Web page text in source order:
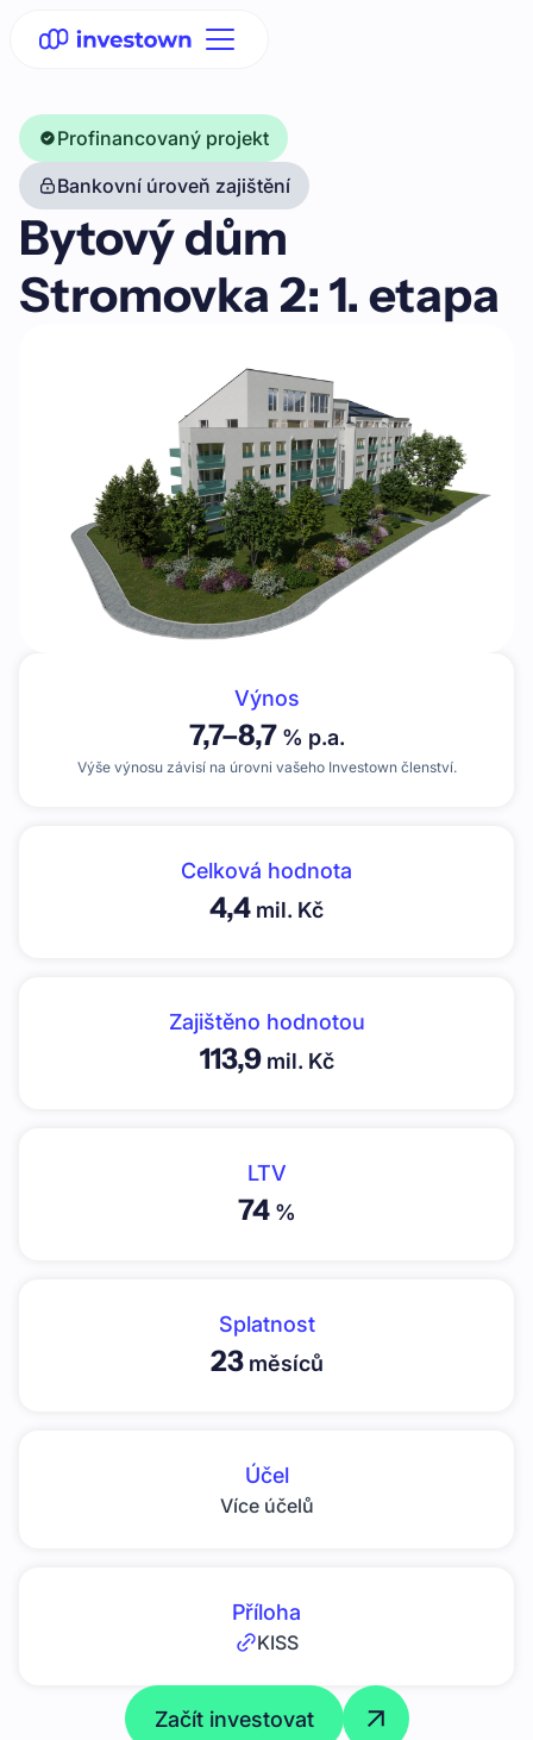
Profinancovaný projekt
Bankovní úroveň zajištění
Bytový dům
Stromovka 2: 1. etapa
Výnos
7,7–8,7 % p.a.
Výše výnosu závisí na úrovni vašeho Investown členství.
Celková hodnota
4,4 mil. Kč
Zajištěno hodnotou
113,9mil. Kč
LTV
74%
Splatnost
23měsíců
Účel
Více účelů
Příloha
KISS
Začít investovat